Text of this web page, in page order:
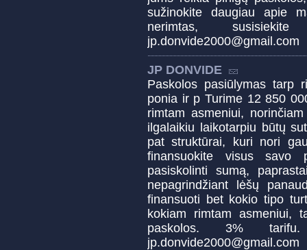
sužinokite daugiau apie
nerimtas,
jp.donvide2000@gmail.com
JP DONVIDE
Paskolos pasiūlymas tarp
ponia ir p Turime 12 850
rimtam asmeniui,
ilgalaikiu laikotarpiu būtų
pat struktūrai, kuri nori
finansuokite visus savo
pasiskolinti sumą,
nepagrindžiant lėšų
finansuoti bet kokio tipo
kokiam rimtam asmeniui,
paskolos. 3%
jp.donvide2000@gmail.com